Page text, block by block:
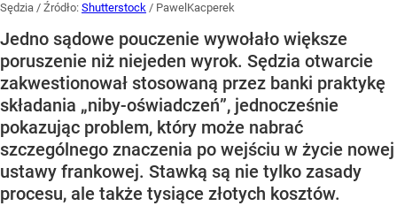
Sędzia / Źródło: Shutterstock / PawelKacperek
Jedno sądowe pouczenie wywołało większe
poruszenie niż niejeden wyrok. Sędzia otwarcie
zakwestionował stosowaną przez banki praktykę
składania „niby-oświadczeń”, jednocześnie
pokazując problem, który może nabrać
szczególnego znaczenia po wejściu w życie nowej
ustawy frankowej. Stawką są nie tylko zasady
procesu, ale także tysiące złotych kosztów.